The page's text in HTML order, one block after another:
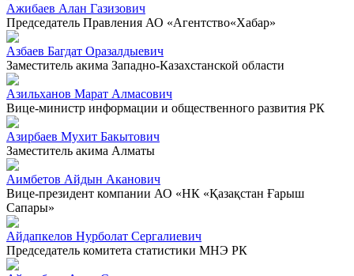
Ажибаев Алан Газизович
Председатель Правления АО «Агентство«Хабар»
Азбаев Багдат Оразалдыевич
Заместитель акима Западно-Казахстанской области
Азильханов Марат Алмасович
Вице-министр информации и общественного развития РК
Азирбаев Мухит Бакытович
Заместитель акима Алматы
Аимбетов Айдын Аканович
Вице-президент компании АО «НК «Қазақстан Ғарыш
Сапары»
Айдапкелов Нурболат Сергалиевич
Председатель комитета статистики МНЭ РК